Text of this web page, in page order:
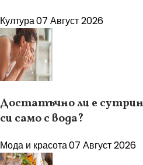
Култура07 Август 2026
Достатъчно ли е
си само с вода?
Мода и красота07 Август 2026